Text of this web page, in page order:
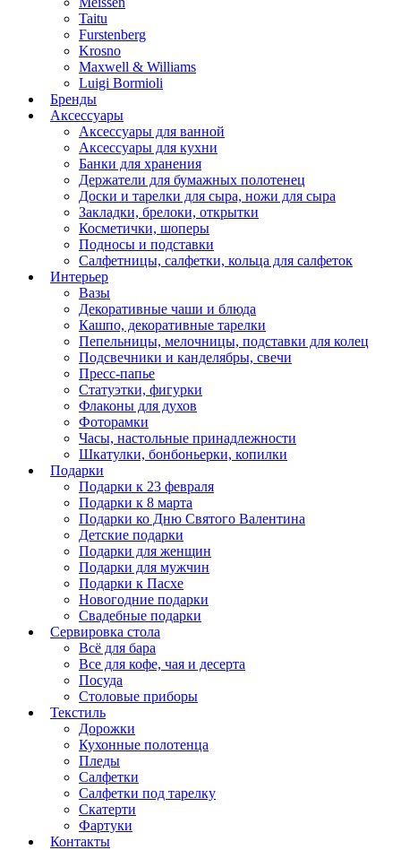
Taitu
Furstenberg
Krosno
Maxwell & Williams
Luigi Bormioli
Бренды
Аксессуары
Аксессуары для ванной
Аксессуары для кухни
Банки для хранения
Держатели для бумажных полотенец
Доски и тарелки для сыра, ножи для сыра
Закладки, брелоки, открытки
Косметички, шоперы
Подносы и подставки
Салфетницы, салфетки, кольца для салфеток
Интерьер
Вазы
Декоративные чаши и блюда
Кашпо, декоративные тарелки
Пепельницы, мелочницы, подставки для колец
Подсвечники и канделябры, свечи
Пресс-папье
Статуэтки, фигурки
Флаконы для духов
Фоторамки
Часы, настольные принадлежности
Шкатулки, бонбоньерки, копилки
Подарки
Подарки к 23 февраля
Подарки к 8 марта
Подарки ко Дню Святого Валентина
Детские подарки
Подарки для женщин
Подарки для мужчин
Подарки к Пасхе
Новогодние подарки
Свадебные подарки
Сервировка стола
Всё для бара
Все для кофе, чая и десерта
Посуда
Столовые приборы
Текстиль
Дорожки
Кухонные полотенца
Пледы
Салфетки
Салфетки под тарелку
Скатерти
Фартуки
Контакты